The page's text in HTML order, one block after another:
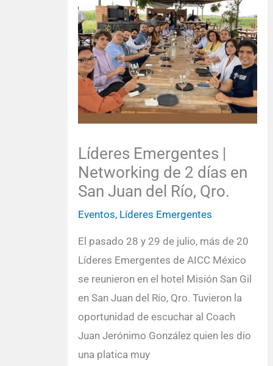
Líderes Emergentes |
Networking de 2 días en
San Juan del Río, Qro.
Eventos, Líderes Emergentes
El pasado 28 y 29 de julio, más de 20
Líderes Emergentes de AICC México
se reunieron en el hotel Misión San Gil
en San Juan del Río, Qro. Tuvieron la
oportunidad de escuchar al Coach
Juan Jerónimo González quien les dio
una platica muy